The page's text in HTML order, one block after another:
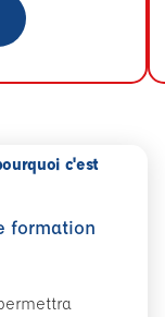
c'est
formation